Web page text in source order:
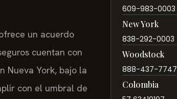
un acuerdo
cuentan con
Nueva York, bajo la
con el umbral de
609-983-0003
New York
838-292-0003
Woodstock
888-437-7747
Colombia